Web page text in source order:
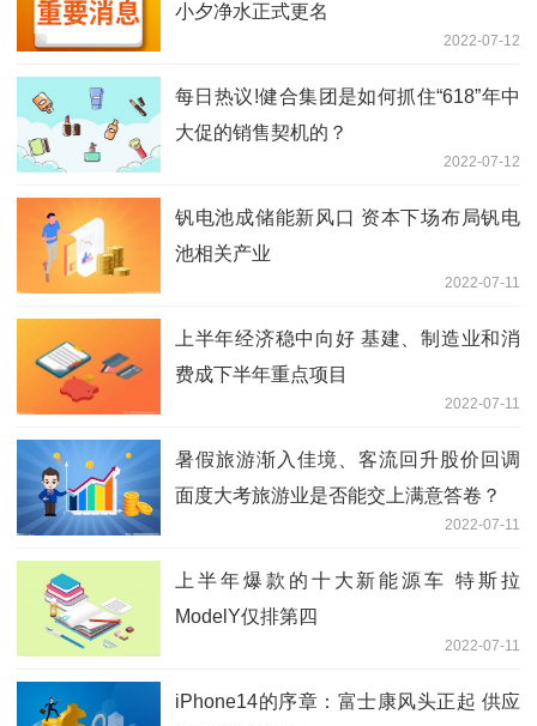
小夕净水正式更名
2022-07-12
每日热议!健合集团是如何抓住“618”年中
大促的销售契机的？
2022-07-12
钒电池成储能新风口 资本下场布局钒电
池相关产业
2022-07-11
上半年经济稳中向好 基建、制造业和消
费成下半年重点项目
2022-07-11
暑假旅游渐入佳境、客流回升股价回调
面度大考旅游业是否能交上满意答卷？
2022-07-11
上半年爆款的十大新能源车 特斯拉
ModelY仅排第四
2022-07-11
iPhone14的序章：富士康风头正起 供应